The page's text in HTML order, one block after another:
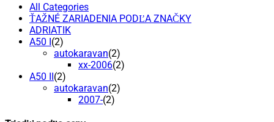
All Categories
ŤAŽNÉ ZARIADENIA PODĽA ZNAČKY
ADRIATIK
A50 I(2)
autokaravan(2)
xx-2006(2)
A50 II(2)
autokaravan(2)
2007-(2)